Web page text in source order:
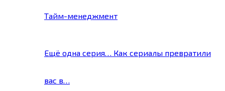
Тайм-менеджмент
Ещё одна серия… Как сериалы превратили
вас в…